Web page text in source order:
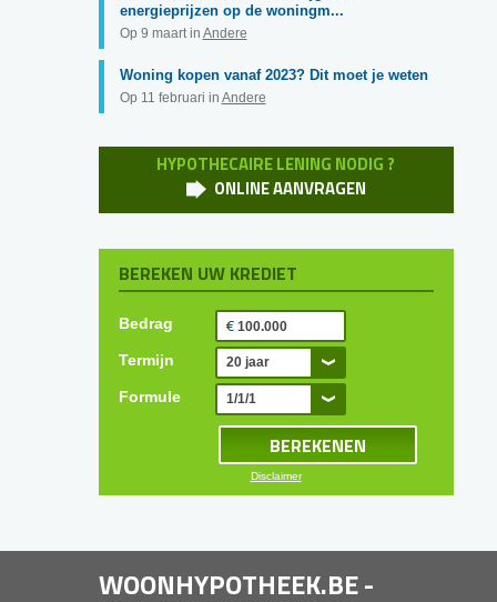
energieprijzen op de woningm...
Op 9 maart in Andere
Woning kopen vanaf 2023? Dit moet je weten
Op 11 februari in Andere
HYPOTHECAIRE LENING NODIG ?
ONLINE AANVRAGEN
BEREKEN UW KREDIET
Bedrag
Termijn 20 jaar
Formule 1/1/1
Disclaimer
WOONHYPOTHEEK.BE -